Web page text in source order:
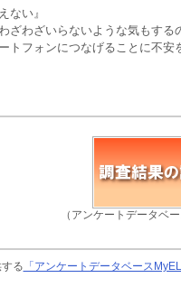
ない』
ざわざいらないような気もする
トフォンにつなげることに不安
（アンケートデータベ
る 「アンケートデータベース